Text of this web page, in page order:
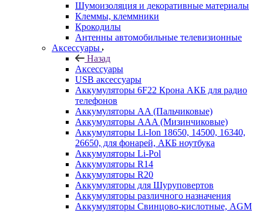
Шумоизоляция и декоративные материалы
Клеммы, клеммники
Крокодилы
Антенны автомобильные телевизионные
Аксессуары
Назад
Аксессуары
USB аксессуары
Аккумуляторы 6F22 Крона АКБ для радио
телефонов
Аккумуляторы AA (Пальчиковые)
Аккумуляторы AAA (Мизинчиковые)
Аккумуляторы Li-Ion 18650, 14500, 16340,
26650, для фонарей, АКБ ноутбука
Аккумуляторы Li-Pol
Аккумуляторы R14
Аккумуляторы R20
Аккумуляторы для Шуруповертов
Аккумуляторы различного назначения
Аккумуляторы Свинцово-кислотные, AGM